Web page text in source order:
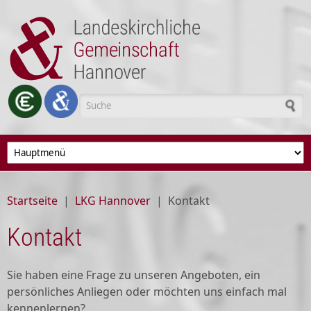
Suchformular
Startseite | LKG Hannover | Kontakt
Kontakt
Sie haben eine Frage zu unseren Angeboten, ein
persönliches Anliegen oder möchten uns einfach mal